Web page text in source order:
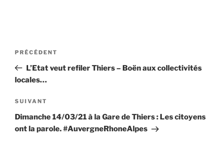
Navigation
l’article
Article
précédent
PRÉCÉDENT
L’Etat veut refiler Thiers – Boën aux collectivités
locales…
Article
suivant
SUIVANT
Dimanche 14/03/21 à la Gare de Thiers : Les citoyens
ont la parole. #AuvergneRhoneAlpes